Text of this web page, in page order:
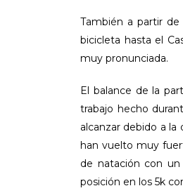
También a partir
bicicleta hasta el
muy pronunciada.
El balance de la
trabajo hecho
alcanzar debido a
han vuelto muy
de natación con
posición en los 5k